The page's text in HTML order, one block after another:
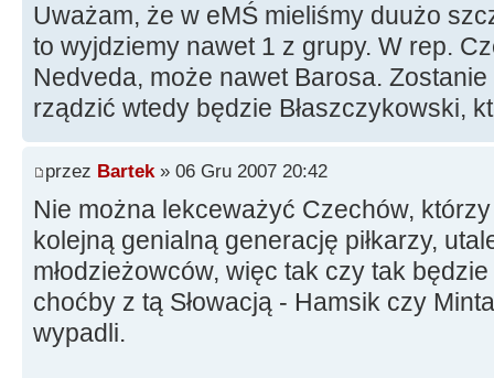
Uważam, że w eMŚ mieliśmy duużo
to wyjdziemy nawet 1 z grupy. W rep.
Nedveda, może nawet Barosa.
rządzić wtedy będzie Błaszczykowski,
przez Bartek » 06 Gru 2007 20:42
Nie można lekceważyć Czechów,
kolejną genialną generację piłkarzy,
młodzieżowców, więc tak czy tak
choćby z tą Słowacją - Hamsik czy
wypadli.